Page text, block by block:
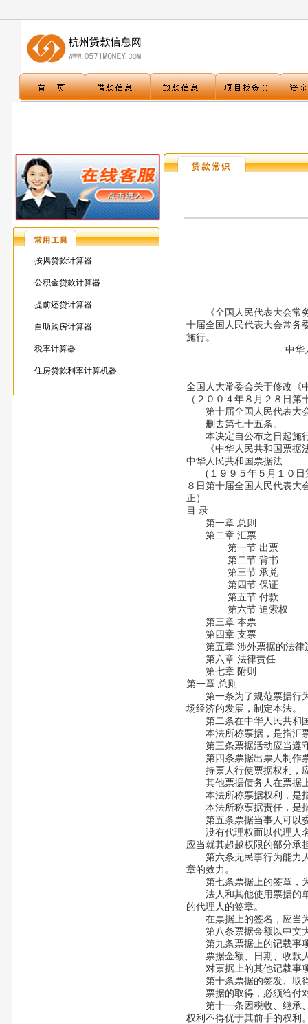
按揭贷款计算器
公积金贷款计算器
提前还贷计算器
自助购房计算器
税率计算器
住房贷款利率计算机器
《全国人民代表大会常务
十届全国人民代表大会常务
施行。
中华人民共和
全国人大常委会关于修改《
（２００４年８月２８日
第十届全国人民代表大会
删去第七十五条。
本决定自公布之日起施
《中华人民共和国票据法
中华人民共和国票据法
(１９９５年５月１０日
８日第十届全国人民代表大
正）
目 录
第一章 总则
第二章 汇票
第一节 出票
第二节 背书
第三节 承兑
第四节 保证
第五节 付款
第六节 追索权
第三章 本票
第四章 支票
第五章 涉外票据的法律
第六章 法律责任
第七章 附则
第一章 总则
第一条为了规范票据行为
场经济的发展，制定本法。
第二条在中华人民共和国
本法所称票据，是指汇
第三条票据活动应当遵守
第四条票据出票人制作票
持票人行使票据权利，应
其他票据债务人在票据上
本法所称票据权利，是指
本法所称票据责任，是指
第五条票据当事人可以委
没有代理权而以代理人名
应当就其超越权限的部分承
第六条无民事行为能力人
章的效力。
第七条票据上的签章，为
法人和其他使用票据的单
的代理人的签章。
在票据上的签名，应当
第八条票据金额以中文大
第九条票据上的记载事
票据金额、日期、收款人
对票据上的其他记载事项
第十条票据的签发、取得
票据的取得，必须给付对
第十一条因税收、继承、
权利不得优于其前手的权利